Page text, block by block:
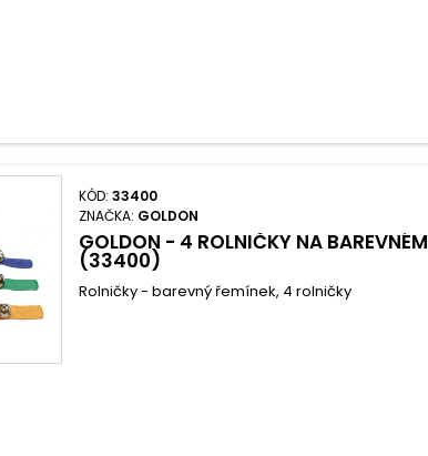
KÓD:33400
ZNAČKA: GOLDON
GOLDON - 4 ROLNIČKY NA
(33400)
Rolničky - barevný řemínek, 4 rolničky